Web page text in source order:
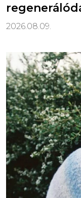
2026.08.09.